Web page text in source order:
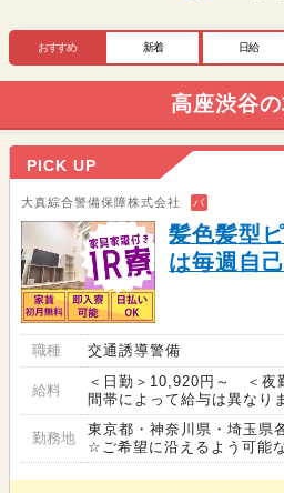
おすすめ 新着 日給
高座渋谷の
PICK UP
大真綜合警備保障株式会社 バ
髪色髪型
は毎週自
職種 交通誘導警備
給料
＜日勤＞10,920円～ ＜夜
間帯によって給与は異な
勤務地
東京都・神奈川県・埼玉県
☆ご希望に沿えるよう可能